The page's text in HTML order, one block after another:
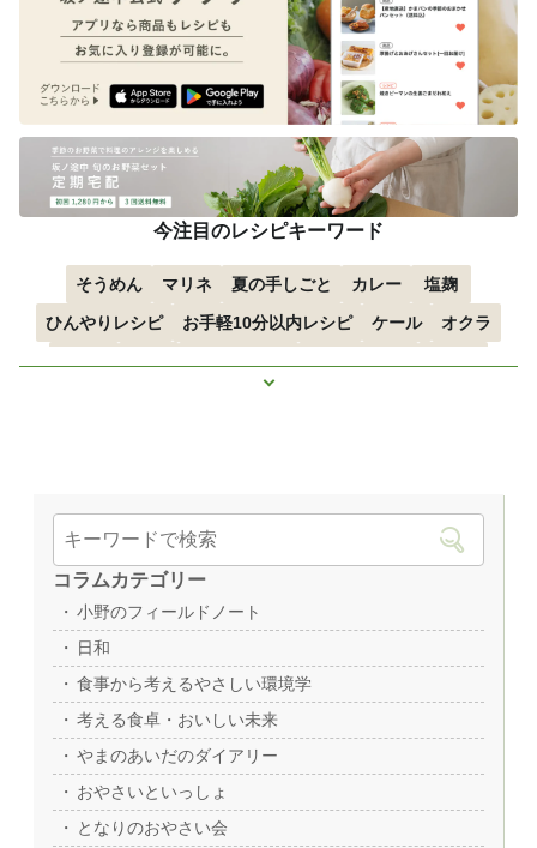
今注目のレシピキーワード
そうめん マリネ 夏の手しごと カレー
塩麹
ひんやりレシピ
お手軽10分以内レシピ ケール
オクラ
もっと見る
コラムカテゴリー
小野のフィールドノート
日和
食事から考えるやさしい環境学
考える食卓・おいしい未来
やまのあいだのダイアリー
おやさいといっしょ
となりのおやさい会